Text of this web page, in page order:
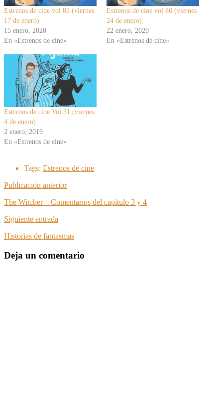
Estrenos de cine vol 85 (viernes
17 de enero)
15 enero, 2020
En «Estrenos de cine»
Estrenos de cine vol 86 (viernes
24 de enero)
22 enero, 2020
En «Estrenos de cine»
Estrenos de cine Vol.31 (viernes
4 de enero)
2 enero, 2019
En «Estrenos de cine»
Tags: Estrenos de cine
Publicación anterior
The Witcher – Comentarios del capítulo 3 y 4
Siguiente entrada
Historias de fantasmas
Deja un comentario